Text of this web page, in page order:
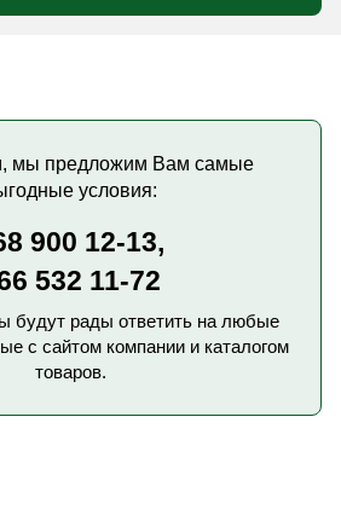
мы предложим Вам самые
условия:
900 12-13,
532 11-72
будут рады ответить на любые
с сайтом компании и каталогом
товаров.